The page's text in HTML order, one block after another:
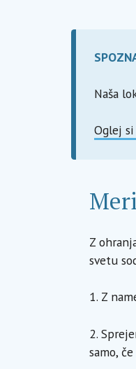
Naša
Oglej
Z
svetu
1. Z
2.
samo,